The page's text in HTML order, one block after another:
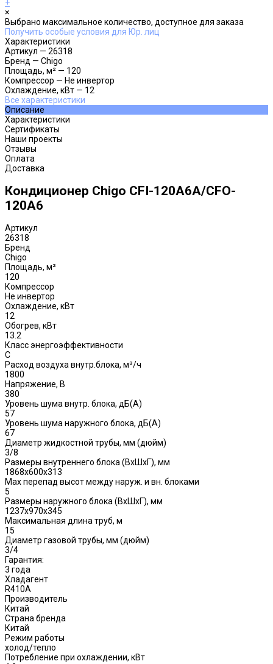
+
×
Выбрано максимальное количество, доступное для заказа
Получить особые условия для Юр. лиц
Характеристики
Артикул — 26318
Бренд — Chigo
Площадь, м² — 120
Компрессор — Не инвертор
Охлаждение, кВт — 12
Все характеристики
Описание
Характеристики
Сертификаты
Наши проекты
Отзывы
Оплата
Доставка
Кондиционер Chigo CFI-120A6A/CFO-
120A6
Артикул
26318
Бренд
Chigo
Площадь, м²
120
Компрессор
Не инвертор
Охлаждение, кВт
12
Обогрев, кВт
13.2
Класс энергоэффективности
C
Расход воздуха внутр.блока, м³/ч
1800
Напряжение, В
380
Уровень шума внутр. блока, дБ(А)
57
Уровень шума наружного блока, дБ(A)
67
Диаметр жидкостной трубы, мм (дюйм)
3/8
Размеры внутреннего блока (ВхШхГ), мм
1868х600х313
Max перепад высот между наруж. и вн. блоками
5
Размеры наружного блока (ВхШхГ), мм
1237х970х345
Максимальная длина труб, м
15
Диаметр газовой трубы, мм (дюйм)
3/4
Гарантия:
3 года
Хладагент
R410A
Производитель
Китай
Страна бренда
Китай
Режим работы
холод/тепло
Потребление при охлаждении, кВт